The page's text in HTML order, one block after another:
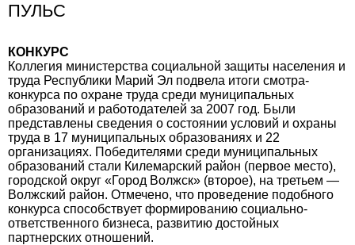
ПУЛЬС
КОНКУРС
Коллегия министерства социальной защиты населения и
труда Республики Марий Эл подвела итоги смотра-
конкурса по охране труда среди муниципальных
образований и работодателей за 2007 год. Были
представлены сведения о состоянии условий и охраны
труда в 17 муниципальных образованиях и 22
организациях. Победителями среди муниципальных
образований стали Килемарский район (первое место),
городской округ «Город Волжск» (второе), на третьем —
Волжский район. Отмечено, что проведение подобного
конкурса способствует формированию социально-
ответственного бизнеса, развитию достойных
партнерских отношений.